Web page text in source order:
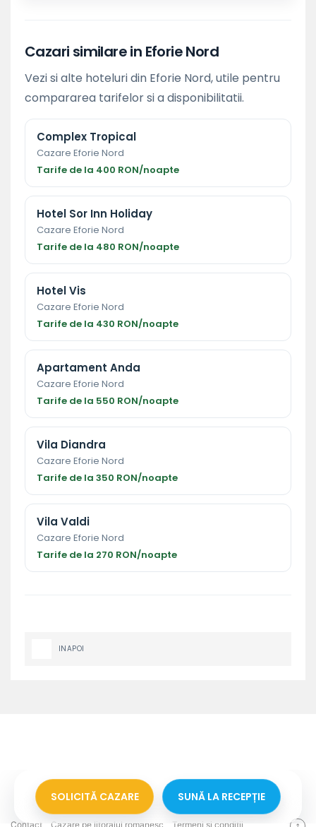
Cazari similare in Eforie Nord
Vezi si alte hoteluri din Eforie Nord, utile pentru
compararea tarifelor si a disponibilitatii.
Complex Tropical
Cazare Eforie Nord
Tarife de la 400 RON/noapte
Hotel Sor Inn Holiday
Cazare Eforie Nord
Tarife de la 480 RON/noapte
Hotel Vis
Cazare Eforie Nord
Tarife de la 430 RON/noapte
Apartament Anda
Cazare Eforie Nord
Tarife de la 550 RON/noapte
Vila Diandra
Cazare Eforie Nord
Tarife de la 350 RON/noapte
Vila Valdi
Cazare Eforie Nord
Tarife de la 270 RON/noapte
INAPOI
SOLICITĂ CAZARE SUNĂ LA RECEPȚIE
Contact Cazare pe litoralul romanesc Termeni si conditii